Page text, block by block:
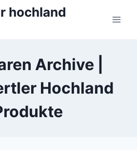
hochland
Archive |
Hochland